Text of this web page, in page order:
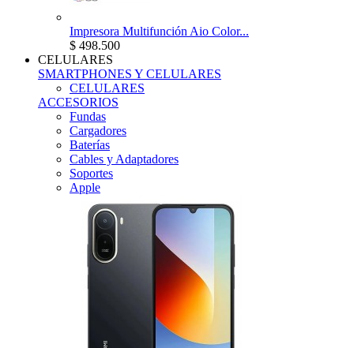
Impresora Multifunción Aio Color...
$ 498.500
CELULARES
SMARTPHONES Y CELULARES
CELULARES
ACCESORIOS
Fundas
Cargadores
Baterías
Cables y Adaptadores
Soportes
Apple